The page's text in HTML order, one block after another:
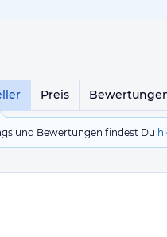
Preis
und Bewertungen findest Du